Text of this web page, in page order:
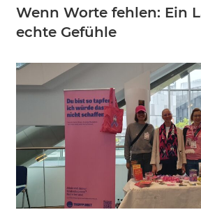
Wenn Worte fehlen: Ein
echte Gefühle